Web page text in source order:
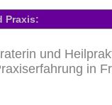
Praxis:
und
in